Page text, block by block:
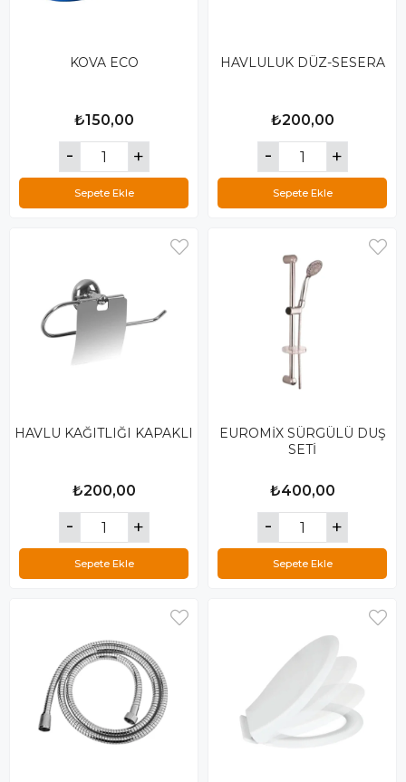
KOVA ECO
₺150,00
Sepete Ekle
HAVLULUK DÜZ-SESERA
₺200,00
Sepete Ekle
HAVLU KAĞITLIĞI KAPAKLI
₺200,00
Sepete Ekle
EUROMİX SÜRGÜLÜ DUŞ
SETİ
₺400,00
Sepete Ekle